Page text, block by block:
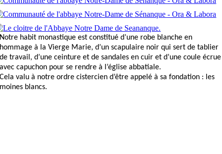
Notre habit monastique est constitué d’une robe blanche en
hommage à la Vierge Marie, d’un scapulaire noir qui sert de tablier
de travail, d’une ceinture et de sandales en cuir et d’une coule écrue
avec capuchon pour se rendre à l’église abbatiale.
Cela valu à notre ordre cistercien d’être appelé à sa fondation : les
moines blancs.